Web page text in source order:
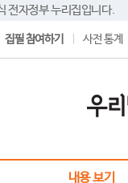
전자정부 누리집입니다.
집필 참여하기 사전 통계
내용 보기